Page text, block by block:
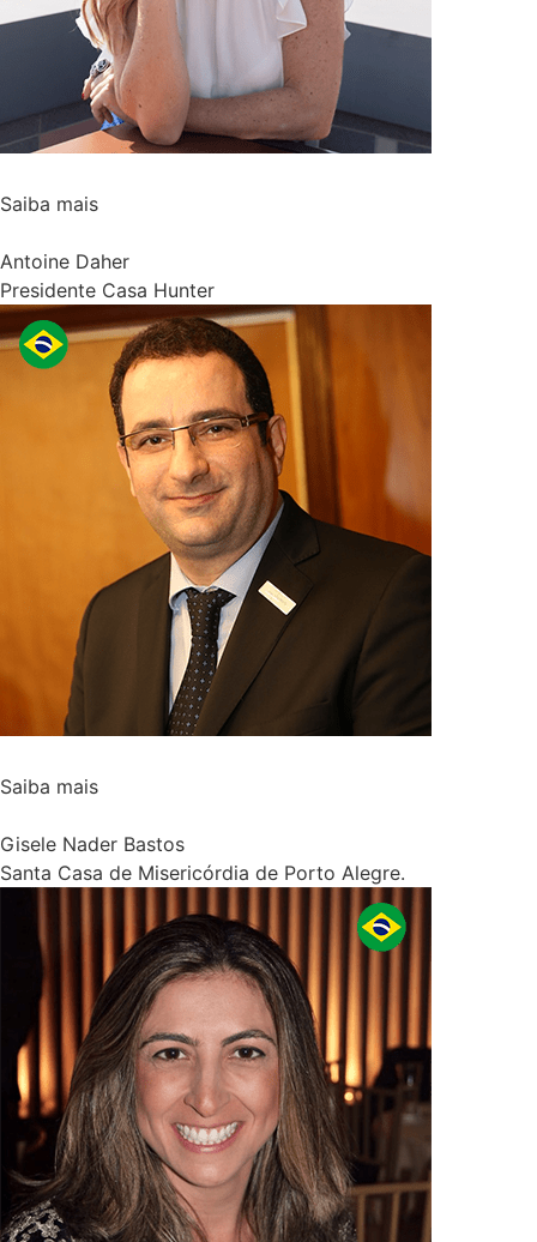
Saiba mais
Antoine Daher
Presidente Casa Hunter
Saiba mais
Gisele Nader Bastos
Santa Casa de Misericórdia de Porto Alegre.